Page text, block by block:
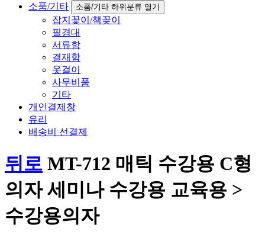
소품/기타
소품/기타 하위분류 열기
잡지꽃이/책꽂이
필경대
서류함
결재함
옷걸이
사무비품
기타
개인결제창
유리
배송비 선결제
뒤로 MT-712 매틱 수강용 C형
의자 세미나 수강용 교육용 >
수강용의자